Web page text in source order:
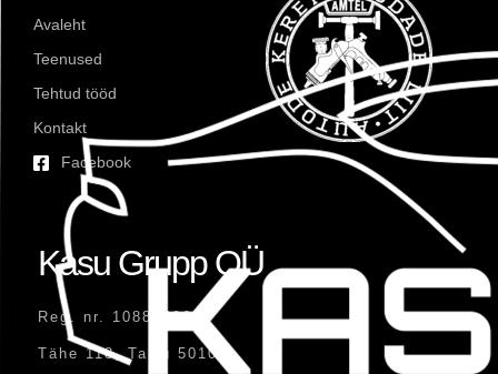
Kasu Grupp OÜ
Reg. nr. 10881496
Tähe 118, Tartu 50107
Avaleht
Teenused
Tehtud tööd
Kontakt
Facebook